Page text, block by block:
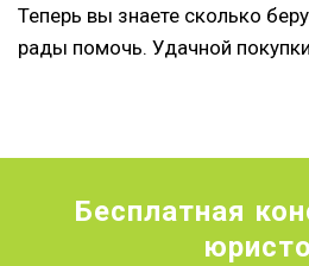
Теперь вы знаете сколько
рады помочь. Удачной
Бесплатная